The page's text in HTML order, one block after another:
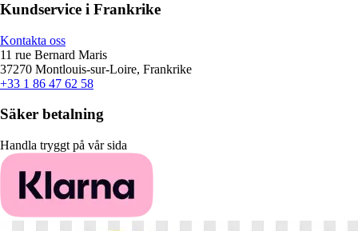
Kundservice i Frankrike
Kontakta oss
11 rue Bernard Maris
37270 Montlouis-sur-Loire, Frankrike
+33 1 86 47 62 58
Säker betalning
Handla tryggt på vår sida